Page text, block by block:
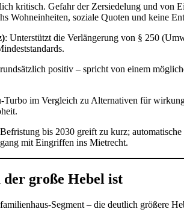
kritisch. Gefahr der Zersiedelung und von
Wohneinheiten, soziale Quoten und keine
: Unterstützt die Verlängerung von § 250
positiv – spricht von einem
Turbo im Vergleich zu Alternativen für
bis 2030 greift zu kurz;
mit Eingriffen ins Mietrecht.
große Hebel ist
Segment – die deutlich größere